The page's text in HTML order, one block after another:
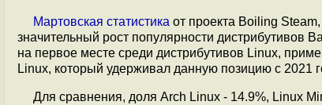
Мартовская статистика от проекта Boiling
значительный рост популярности
на первое месте среди дистрибутивов Linux,
Linux, который удерживал данную позицию с 2021
Для сравнения, доля Arch Linux - 14.9%, Linux